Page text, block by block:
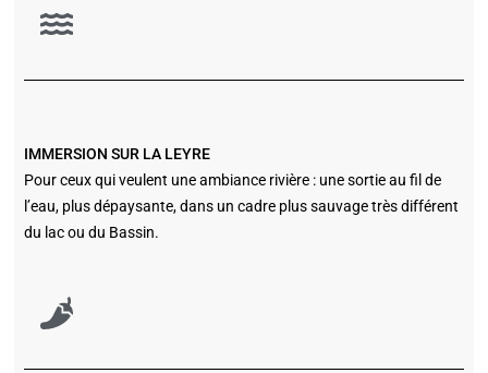
IMMERSION SUR LA LEYRE
Pour ceux qui veulent une ambiance rivière : une sortie au fil de
l’eau, plus dépaysante, dans un cadre plus sauvage très différent
du lac ou du Bassin.